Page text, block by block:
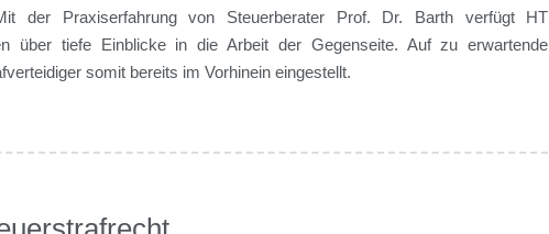
der Praxiserfahrung von Steuerberater Prof. Dr. Barth verfügt HT
über tiefe Einblicke in die Arbeit der Gegenseite. Auf zu erwartende
somit bereits im Vorhinein eingestellt.